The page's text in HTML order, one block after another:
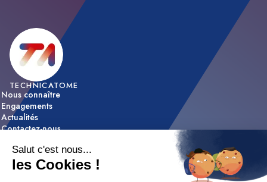
TECHNICATOME
Nous connaître
Engagements
Actualités
Contactez-nous
Expertise & innovation
Réalisations
NOUS REJOINDRE